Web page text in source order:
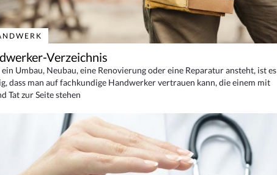
Verzeichnis
Umbau, Neubau, eine Renovierung oder eine Reparatur ansteht, ist es
dass man auf fachkundige Handwerker vertrauen kann, die einem mit
Tat zur Seite stehen